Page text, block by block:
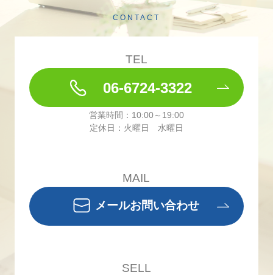
CONTACT
TEL
06-6724-3322
営業時間：10:00～19:00
定休日：火曜日 水曜日
MAIL
メールお問い合わせ
SELL